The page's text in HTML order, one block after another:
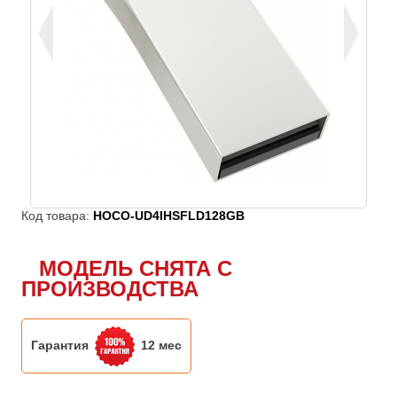
Код товара: HOCO-UD4IHSFLD128GB
МОДЕЛЬ СНЯТА С
ПРОИЗВОДСТВА
Гарантия 12 мес